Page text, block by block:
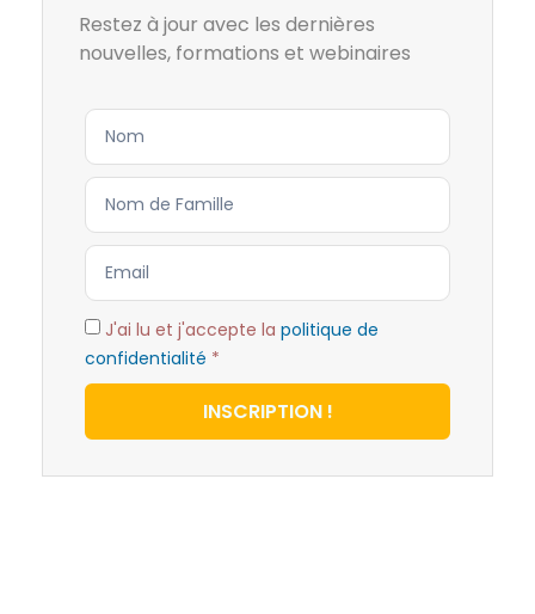
Restez à jour avec les dernières
nouvelles, formations et webinaires
J'ai lu et j'accepte la politique de
confidentialité *
INSCRIPTION !